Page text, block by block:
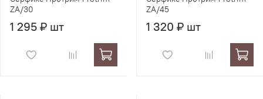
ZA/30
1 295 ₽ шт
ZA/45
1 320 ₽ шт